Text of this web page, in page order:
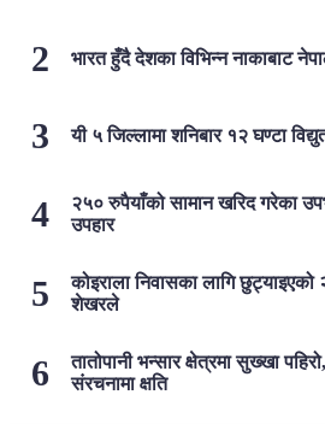
भारत हुँदै देशका विभिन्न नाकाबाट
यी ५ जिल्लामा शनिबार १२ घण्टा
२५० रुपैयाँको सामान खरिद गरेका
उपहार
कोइराला निवासका लागि
शेखरले
तातोपानी भन्सार क्षेत्रमा सुख्खा
संरचनामा क्षति